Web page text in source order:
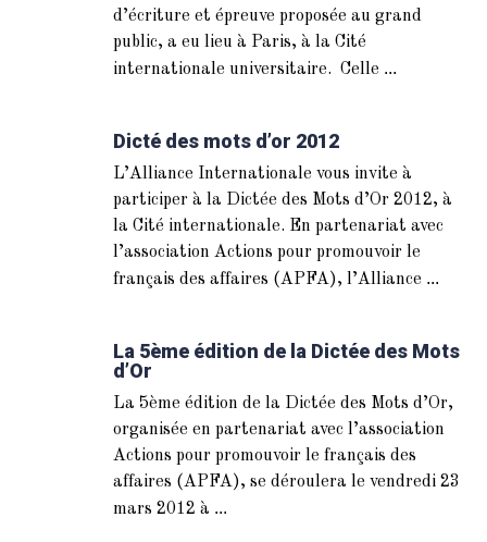
d’écriture et épreuve proposée au grand
public, a eu lieu à Paris, à la Cité
internationale universitaire. Celle ...
Dicté des mots d’or 2012
L’Alliance Internationale vous invite à
participer à la Dictée des Mots d’Or 2012, à
la Cité internationale. En partenariat avec
l’association Actions pour promouvoir le
français des affaires (APFA), l’Alliance ...
La 5ème édition de la Dictée des Mots
d’Or
La 5ème édition de la Dictée des Mots d’Or,
organisée en partenariat avec l’association
Actions pour promouvoir le français des
affaires (APFA), se déroulera le vendredi 23
mars 2012 à ...